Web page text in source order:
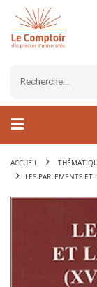
ACCUEIL
LES PARLEMENTS